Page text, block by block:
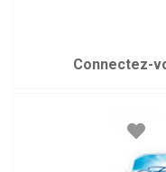
Connectez-